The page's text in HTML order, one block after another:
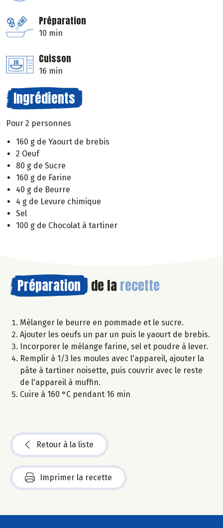
Préparation
10 min
Cuisson
16 min
Ingrédients
Pour 2 personnes
160 g de Yaourt de brebis
2 Oeuf
80 g de Sucre
160 g de Farine
40 g de Beurre
4 g de Levure chimique
Sel
100 g de Chocolat à tartiner
Préparation de la recette
Mélanger le beurre en pommade et le sucre.
Ajouter les oeufs un par un puis le yaourt de brebis.
Incorporer le mélange farine, sel et poudre à lever.
Remplir à 1/3 les moules avec l'appareil, ajouter la
pâte à tartiner noisette, puis couvrir avec le reste
de l'appareil à muffin.
Cuire à 160 °C pendant 16 min
Retour à la liste
Imprimer la recette